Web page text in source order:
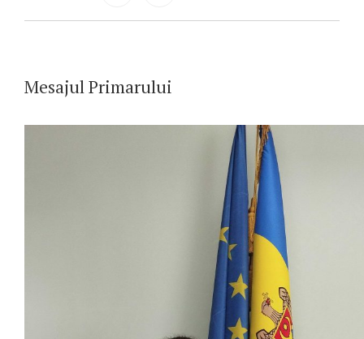
Mesajul Primarului